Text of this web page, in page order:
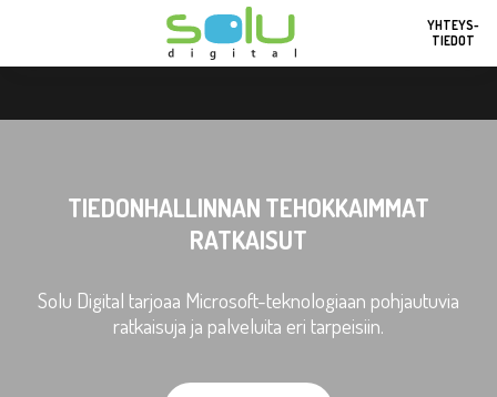
YHTEYS-
TIEDOT
TIEDONHALLINNAN TEHOKKAIMMAT
RATKAISUT
Solu Digital tarjoaa Microsoft-teknologiaan pohjautuvia
ratkaisuja ja palveluita eri tarpeisiin.